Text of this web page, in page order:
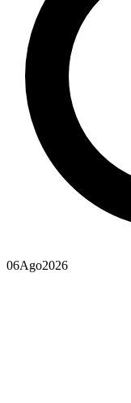
06Ago2026